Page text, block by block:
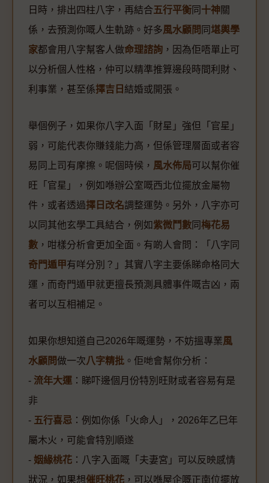
日時，排出四柱八字，再結合五行平衡 同 十神關
係，去預測你嘅人生軌跡。好多風水顧問 同 堪輿學
家都會用八字幫客人做命理諮詢 ，因為佢唔單止可
以分析個人性格，仲可以精準推算邊段時間利財、
利事業，甚至係擇吉日 結婚或開張。
舉個例子，如果你八字入面「財星」強但「官星」
弱，可能代表你賺錢能力高，但係管理層面或者容
易同上司有摩擦。呢個時候， 風水佈局可以幫你催
旺「官星」，例如喺辦公室嘅西北位擺放金屬物
件，或者透過擇日改名調整運勢。另外，八字亦可
以同其他玄學工具結合，例如 紫微鬥數 同 梅花易
數 ，咁樣分析會更加全面。有啲人會問：「八字同
奇門遁甲有咩分別？」其實八字主要係睇命格同大
運，而奇門遁甲就更擅長預測具體事件嘅吉凶，兩
者可以互相補足。
如果你想知道自己2026年嘅運勢，不妨搵專業風
水顧問做一次八字精批 。佢哋會幫你分析：
- 流年大運 ：睇吓邊個月份特別旺財或者容易有是
非
- 五行喜忌 ：例如你係「火命人」，2026年乙巳年
屬木火，可能會特別順遂
- 姻緣桃花 ：八字入面嘅「夫妻宮」可以反映感情
狀況，如果想催旺桃花 ，可以喺屋企嘅正南位擺放